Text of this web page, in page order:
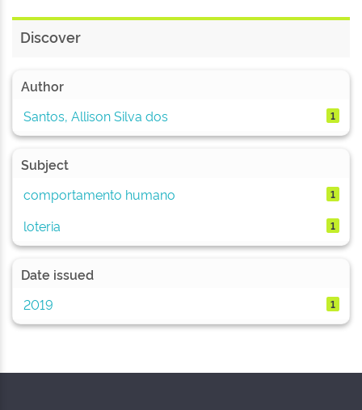
Discover
Author
Santos, Allison Silva dos
1
Subject
comportamento humano
1
loteria 1
Date issued
2019
1